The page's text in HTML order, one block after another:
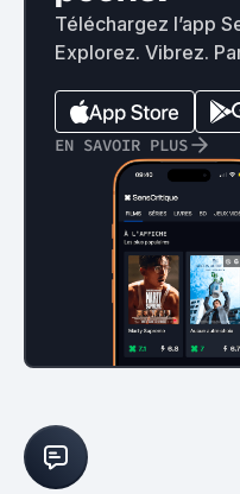
Téléchargez l’app
Explorez. Vibrez.
EN SAVOIR PLUS